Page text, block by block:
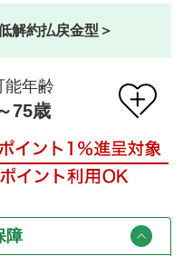
解約払戻金型＞
能年齢
75歳
障